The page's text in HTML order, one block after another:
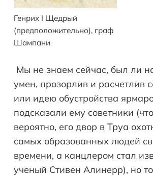
Генрих I Щедрый
(предположительно), граф
Шампани
Мы не знаем сейчас, был ли
умен, прозорлив и расчетлив
или идею обустройства
подсказали ему советники
вероятно, его двор в Труа
самых образованных людей
времени, а канцлером стал
ученый Стивен Алинерр), но